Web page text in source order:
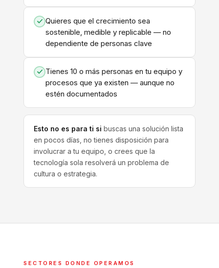
Quieres que el crecimiento sea
sostenible, medible y replicable — no
dependiente de personas clave
Tienes 10 o más personas en tu equipo y
procesos que ya existen — aunque no
estén documentados
Esto no es para ti si buscas una solución lista
en pocos días, no tienes disposición para
involucrar a tu equipo, o crees que la
tecnología sola resolverá un problema de
cultura o estrategia.
SECTORES DONDE OPERAMOS